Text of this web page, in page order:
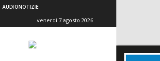
AUDIONOTIZIE
venerdì 7 agosto 2026